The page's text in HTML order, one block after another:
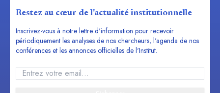
Restez au cœur de l'actualité institutionnelle
Inscrivez-vous à notre lettre d'information pour recevoir
périodiquement les analyses de nos chercheurs, l'agenda de nos
conférences et les annonces officielles de l'Institut.